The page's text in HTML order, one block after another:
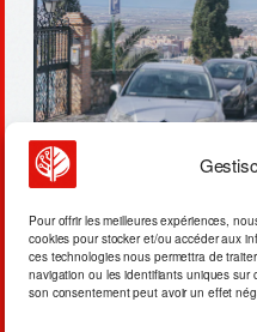
Pour offrir les meilleures expériences,
cookies pour stocker et/ou accéder aux
ces technologies nous permettra de
navigation ou les identifiants uniques
son consentement peut avoir un effet
ia malaisie :
énergétique &